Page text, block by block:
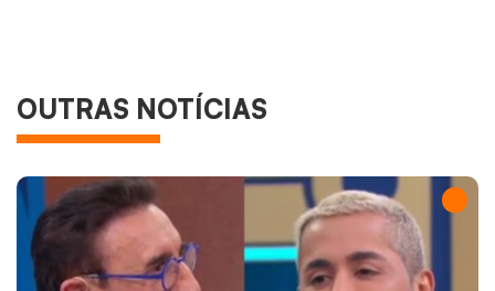
OUTRAS NOTÍCIAS